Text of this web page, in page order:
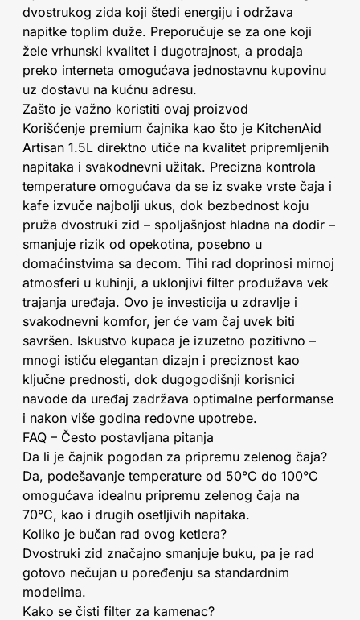
dvostrukog zida koji štedi energiju i održava
napitke toplim duže. Preporučuje se za one koji
žele vrhunski kvalitet i dugotrajnost, a prodaja
preko interneta omogućava jednostavnu kupovinu
uz dostavu na kućnu adresu.
Zašto je važno koristiti ovaj proizvod
Korišćenje premium čajnika kao što je KitchenAid
Artisan 1.5L direktno utiče na kvalitet pripremljenih
napitaka i svakodnevni užitak. Precizna kontrola
temperature omogućava da se iz svake vrste čaja i
kafe izvuče najbolji ukus, dok bezbednost koju
pruža dvostruki zid – spoljašnjost hladna na dodir –
smanjuje rizik od opekotina, posebno u
domaćinstvima sa decom. Tihi rad doprinosi mirnoj
atmosferi u kuhinji, a uklonjivi filter produžava vek
trajanja uređaja. Ovo je investicija u zdravlje i
svakodnevni komfor, jer će vam čaj uvek biti
savršen. Iskustvo kupaca je izuzetno pozitivno –
mnogi ističu elegantan dizajn i preciznost kao
ključne prednosti, dok dugogodišnji korisnici
navode da uređaj zadržava optimalne performanse
i nakon više godina redovne upotrebe.
FAQ – Često postavljana pitanja
Da li je čajnik pogodan za pripremu zelenog čaja?
Da, podešavanje temperature od 50°C do 100°C
omogućava idealnu pripremu zelenog čaja na
70°C, kao i drugih osetljivih napitaka.
Koliko je bučan rad ovog ketlera?
Dvostruki zid značajno smanjuje buku, pa je rad
gotovo nečujan u poređenju sa standardnim
modelima.
Kako se čisti filter za kamenac?